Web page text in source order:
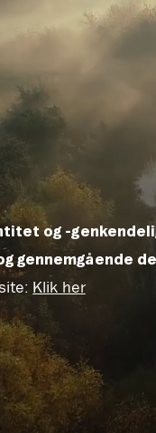
og -
gennemgående
Klik her